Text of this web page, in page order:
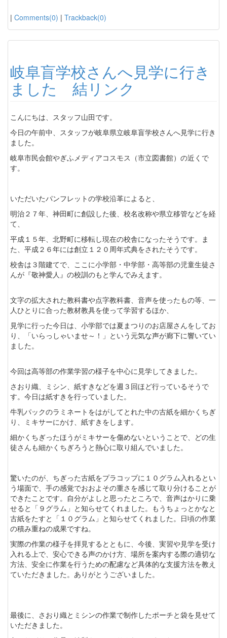
| Comments(0) | Trackback(0)
岐阜盲学校さんへ見学に行き
ました 結リンク
こんにちは、スタッフ山田です。
今日の午前中、スタッフが岐阜県立岐阜盲学校さんへ見学に行き
ました。
岐阜市民会館やぎふメディアコスモス（市立図書館）の近くで
す。
いただいたパンフレットの学校沿革によると、
明治２７年、神田町に創設した後、校名改称や県立移管などを経
て、
平成１５年、北野町に移転し現在の校舎になったそうです。ま
た、平成２６年には創立１２０周年式典をされたそうです。
校舎は３階建てで、ここに小学部・中学部・高等部の児童生徒さ
んが『敬神愛人』の校訓のもと学んでみえます。
文字の拡大された教科書や点字教科書、音声を使ったもの等、一
人ひとりに合った教材教具を使って学習するほか、
見学に行った今日は、小学部では夏まつりのお店屋さんをしてお
り、「いらっしゃいませ～！」という元気な声が廊下に響いてい
ました。
今回は高等部の作業学習の様子を中心に見学してきました。
さおり織、ミシン、紙すきなどを週３回ほど行っているそうで
す。今日は紙すきを行っていました。
牛乳パックのラミネートをはがしてとれた中の古紙を細かくちぎ
り、ミキサーにかけ、紙すきをします。
細かくちぎったほうがミキサーを傷めないということで、どの生
徒さんも細かくちぎろうと熱心に取り組んでいました。
驚いたのが、ちぎった古紙をプラコップに１０グラム入れるとい
う場面で、手の感覚でおおよその重さを感じて取り分けることが
できたことです。自分がよしと思ったところで、音声はかりに乗
せると「９グラム」と知らせてくれました。もうちょっとかなと
古紙をたすと「１０グラム」と知らせてくれました。日頃の作業
の積み重ねの成果ですね。
実際の作業の様子を拝見するとともに、今後、実習や見学を受け
入れる上で、安心できる声のかけ方、場所を案内する際の適切な
方法、安全に作業を行うための配慮など具体的な支援方法を教え
ていただきました。ありがとうございました。
最後に、さおり織とミシンの作業で制作したポーチと袋を見せて
いただきました。